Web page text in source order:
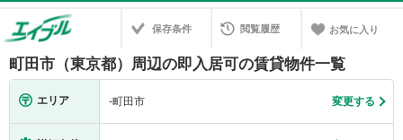
保存条件 閲覧履歴 お気に入り
町田市（東京都）周辺の即入居可の賃貸物件一覧
エリア -町田市 変更する